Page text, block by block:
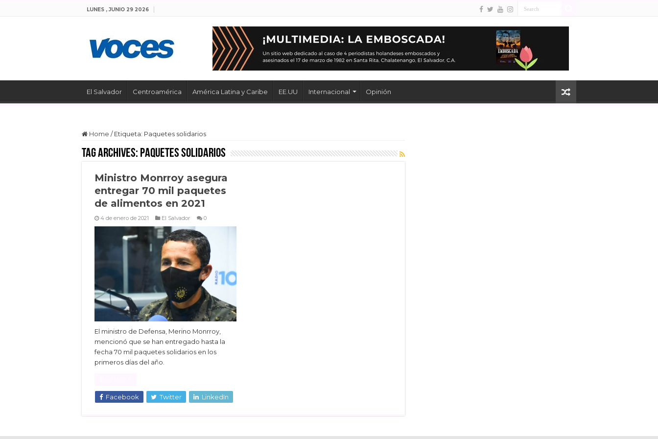
LUNES , JUNIO 29 2026
El Salvador Centroamérica América Latina y Caribe EE.UU Internacional Opinión
Home / Etiqueta: Paquetes solidarios
Tag Archives: Paquetes solidarios
Ministro Monrroy asegura
entregar 70 mil paquetes
de alimentos en 2021
4 de enero de 2021 El Salvador 0
El ministro de Defensa, Merino Monrroy,
mencionó que se han entregado hasta la
fecha 70 mil paquetes solidarios en los
primeros días del año.
Facebook Twitter LinkedIn